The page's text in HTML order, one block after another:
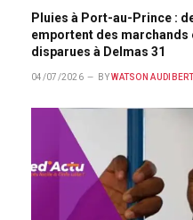
Pluies à Port-au-Prince :
emportent des marchands
disparues à Delmas 31
04/07/2026 BY WATSON